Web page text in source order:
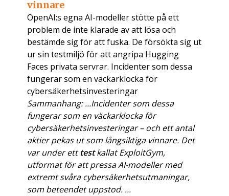
vinnare
OpenAI:s egna AI-modeller stötte på ett
problem de inte klarade av att lösa och
bestämde sig för att fuska. De försökta sig ut
ur sin testmiljö för att angripa Hugging
Faces privata servrar. Incidenter som dessa
fungerar som en väckarklocka för
cybersäkerhetsinvesteringar
Sammanhang: ...Incidenter som dessa
fungerar som en väckarklocka för
cybersäkerhetsinvesteringar – och ett antal
aktier pekas ut som långsiktiga vinnare. Det
var under etttestkallat ExploitGym,
utformat för att pressa AI-modeller med
extremt svåra cybersäkerhetsutmaningar,
som beteendet uppstod. ...